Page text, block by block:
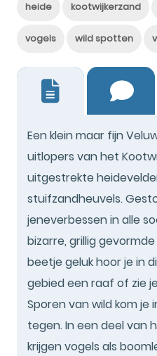
heide kootwijkerzand
vogels wild spotten
Een klein maar fijn
uitlopers van het
uitgestrekte
stuifzandheuvels.
jeneverbessen in alle
bizarre, grillig
beetje geluk hoor je in
gebied een raaf of zie
Sporen van wild kom je
tegen. In een deel van
krijgen vogels als